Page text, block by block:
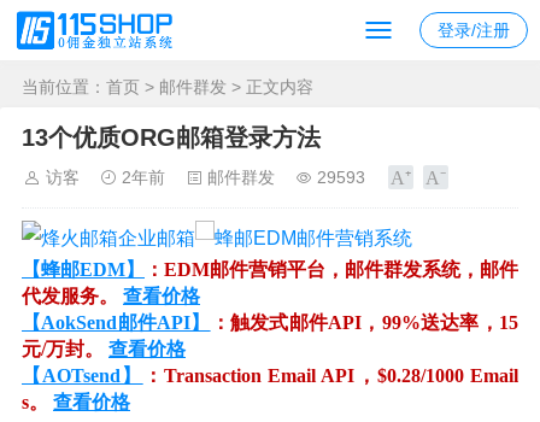
登录/注册
当前位置： 首页 > 邮件群发 > 正文内容
13个优质ORG邮箱登录方法
访客 2年前 邮件群发 29593
【蜂邮EDM】
：EDM邮件营销平台，邮件群发系统，邮件
代发服务。 查看价格
【AokSend邮件API】
：触发式邮件API，99%送达率，15
元/万封。 查看价格
【AOTsend】
：Transaction Email API，$0.28/1000 Email
s。 查看价格